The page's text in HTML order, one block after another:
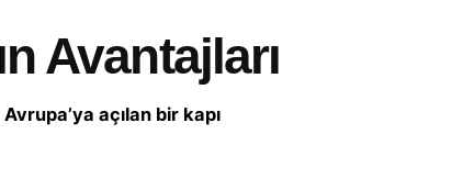
Avantajları
Avrupa’ya açılan bir kapı